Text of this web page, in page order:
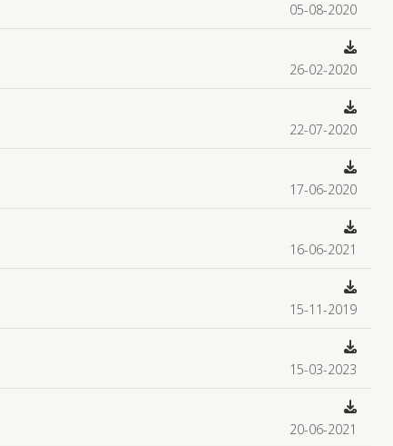
05-08-2020
26-02-2020
22-07-2020
17-06-2020
16-06-2021
15-11-2019
15-03-2023
20-06-2021